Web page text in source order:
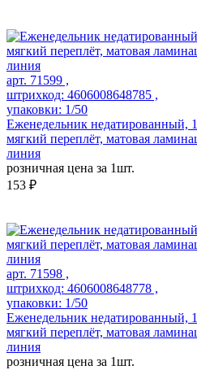
арт. 71599 ,
штрихкод: 4606008648785 ,
упаковки: 1/50
Еженедельник недатированный,
мягкий переплёт, матовая
линия
розничная цена за 1шт.
153 ₽
арт. 71598 ,
штрихкод: 4606008648778 ,
упаковки: 1/50
Еженедельник недатированный,
мягкий переплёт, матовая
линия
розничная цена за 1шт.